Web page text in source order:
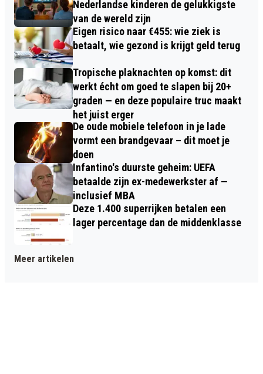
Nederlandse kinderen de gelukkigste
van de wereld zijn
Eigen risico naar €455: wie ziek is
betaalt, wie gezond is krijgt geld terug
Tropische plaknachten op komst: dit
werkt écht om goed te slapen bij 20+
graden — en deze populaire truc maakt
het juist erger
De oude mobiele telefoon in je lade
vormt een brandgevaar – dit moet je
doen
Infantino's duurste geheim: UEFA
betaalde zijn ex-medewerkster af —
inclusief MBA
Deze 1.400 superrijken betalen een
lager percentage dan de middenklasse
Meer artikelen